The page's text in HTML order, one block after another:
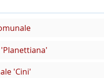
'Planettiana'
'Cini'